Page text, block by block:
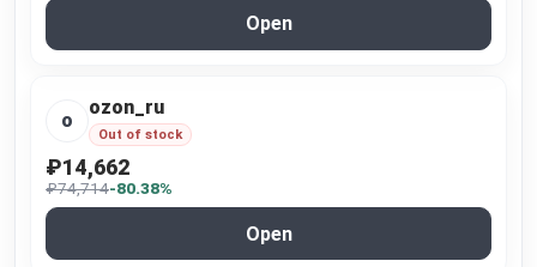
Open
o
ozon_ru
Out of stock
₽14,662
₽74,714-80.38%
Open